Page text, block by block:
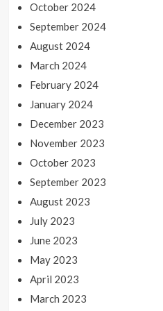
October 2024
September 2024
August 2024
March 2024
February 2024
January 2024
December 2023
November 2023
October 2023
September 2023
August 2023
July 2023
June 2023
May 2023
April 2023
March 2023